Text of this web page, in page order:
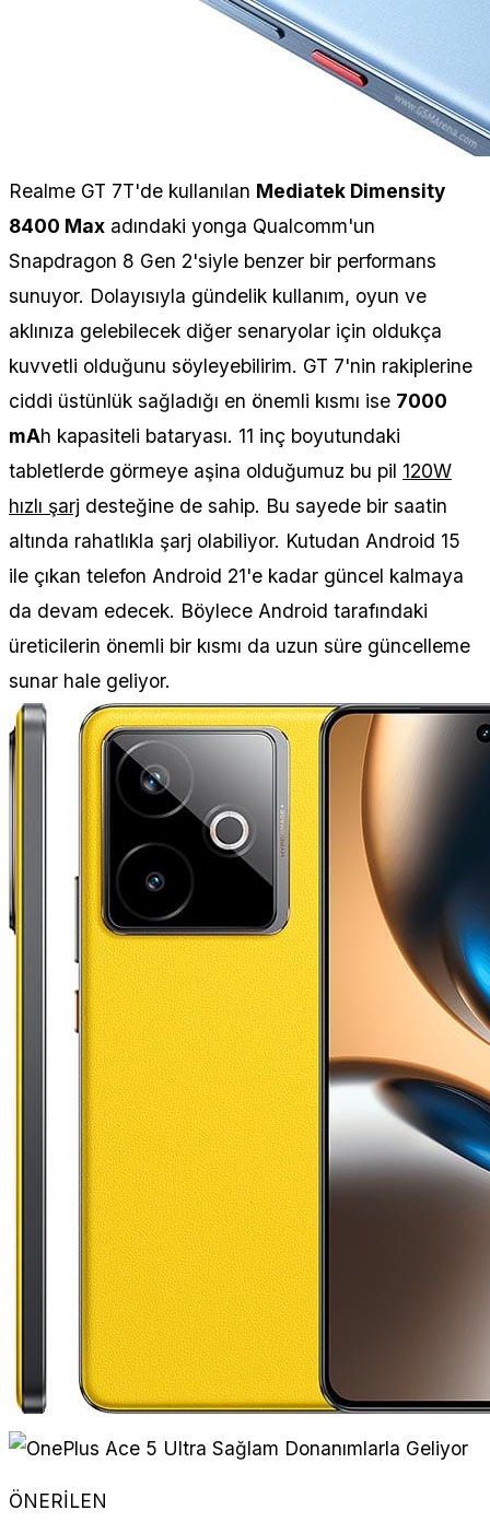
Realme GT 7T'de kullanılan Mediatek Dimensity
8400 Max adındaki yonga Qualcomm'un
Snapdragon 8 Gen 2'siyle benzer bir performans
sunuyor. Dolayısıyla gündelik kullanım, oyun ve
aklınıza gelebilecek diğer senaryolar için oldukça
kuvvetli olduğunu söyleyebilirim. GT 7'nin rakiplerine
ciddi üstünlük sağladığı en önemli kısmı ise 7000
mAh kapasiteli bataryası. 11 inç boyutundaki
tabletlerde görmeye aşina olduğumuz bu pil 120W
hızlı şarj desteğine de sahip. Bu sayede bir saatin
altında rahatlıkla şarj olabiliyor. Kutudan Android 15
ile çıkan telefon Android 21'e kadar güncel kalmaya
da devam edecek. Böylece Android tarafındaki
üreticilerin önemli bir kısmı da uzun süre güncelleme
sunar hale geliyor.
ÖNERİLEN